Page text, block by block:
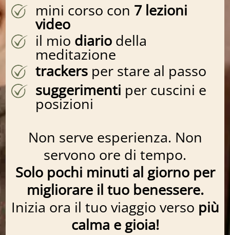
mini corso con 7 lezioni
video
il mio diariodella
meditazione
trackersper stare al passo
suggerimenti per cuscini e
posizioni
Non serve esperienza. Non
servono ore di tempo.
Solo pochi minuti al giorno per
migliorare il tuo benessere.
Inizia ora il tuo viaggio verso più
calma e gioia!